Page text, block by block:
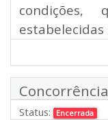
condições,
estabelecidas
Status: Encerrada